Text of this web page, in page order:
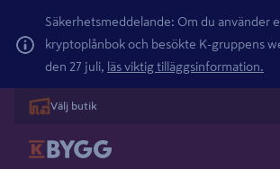
Säkerhetsmeddelande: Om du använder
kryptoplånbok och besökte K-gruppens
den 27 juli, läs viktig tilläggsinformation.
Välj butik